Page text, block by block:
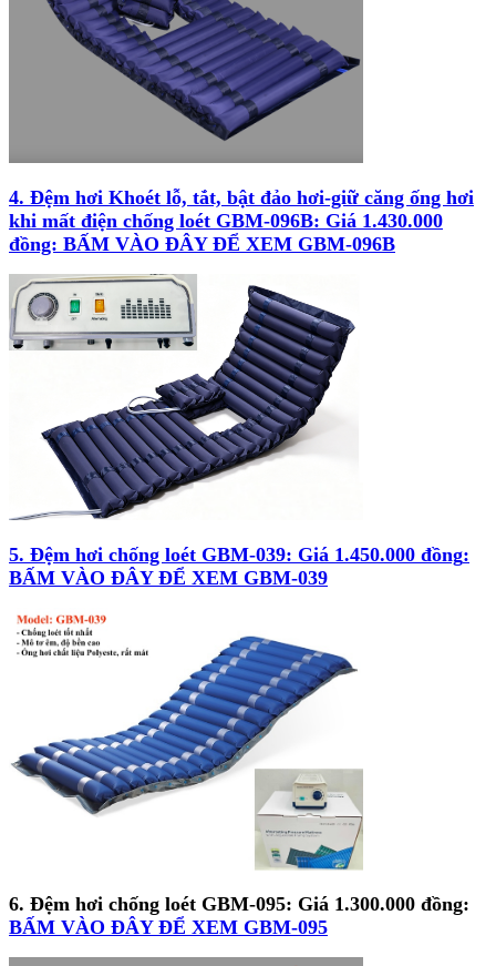
4. Đệm hơi Khoét lỗ, tắt, bật đảo hơi-giữ căng ống hơi
khi mất điện chống loét GBM-096B: Giá 1.430.000
đồng: BẤM VÀO ĐÂY ĐỂ XEM GBM-096B
5. Đệm hơi chống loét GBM-039: Giá 1.450.000 đồng:
BẤM VÀO ĐÂY ĐỂ XEM GBM-039
6. Đệm hơi chống loét GBM-095: Giá 1.300.000 đồng:
BẤM VÀO ĐÂY ĐỂ XEM GBM-095